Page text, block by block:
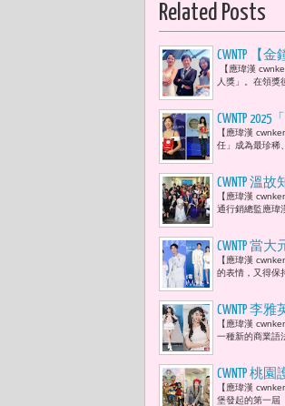
Related Posts
CWNTP 【
勤：「她
員。」
【應瑋漢
人獎」。在領獎
CWNTP
AI最難的
【應瑋漢
任」成為最珍稀
CWNTP 溫
及應瑋漢
【應瑋漢
通行銷總監應瑋
CWNTP 當
【應瑋漢
的表情，又得保
CWNTP 李
數，而是
【應瑋漢
一種新的商業語
CWNTP 桃
驅車競技
【應瑋漢
堡發起的第一屆